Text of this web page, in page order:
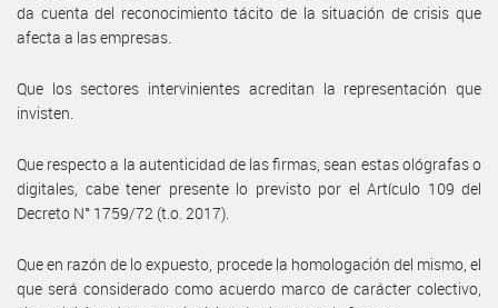
da cuenta del reconocimiento tácito de la situación de crisis que
afecta a las empresas.
Que los sectores intervinientes acreditan la representación que
invisten.
Que respecto a la autenticidad de las firmas, sean estas ológrafas o
digitales, cabe tener presente lo previsto por el Artículo 109 del
Decreto N° 1759/72 (t.o. 2017).
Que en razón de lo expuesto, procede la homologación del mismo, el
que será considerado como acuerdo marco de carácter colectivo,